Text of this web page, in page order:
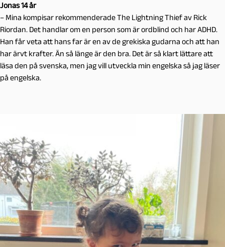
Jonas 14 år
– Mina kompisar rekommenderade The Lightning Thief av Rick
Riordan. Det handlar om en person som är ordblind och har ADHD.
Han får veta att hans far är en av de grekiska gudarna och att han
har ärvt krafter. Än så länge är den bra. Det är så klart lättare att
läsa den på svenska, men jag vill utveckla min engelska så jag läser
på engelska.